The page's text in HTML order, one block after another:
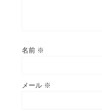
名前 ※
メール ※